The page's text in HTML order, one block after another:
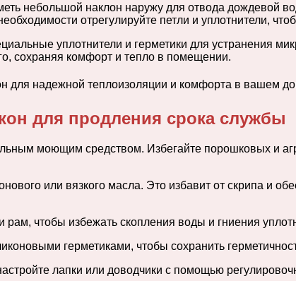
небольшой наклон наружу для отвода дождевой
отрегулируйте петли и уплотнители,
уплотнители и герметики для устранения
сохраняя комфорт и тепло в помещении.
для продления срока службы
моющим средством. Избегайте порошковых и
или вязкого масла. Это избавит от скрипа и
чтобы избежать скопления воды и гниения
герметиками, чтобы сохранить
лапки или доводчики с помощью